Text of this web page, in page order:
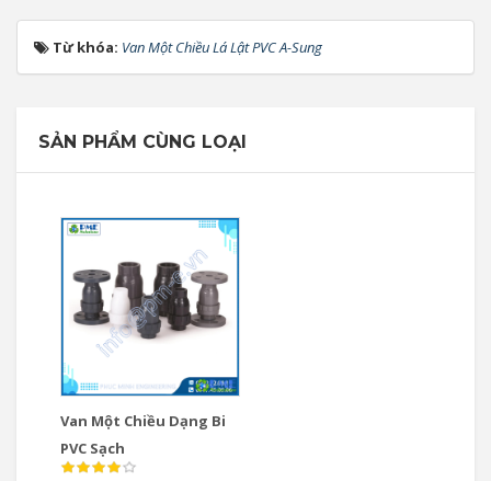
Từ khóa: Van Một Chiều Lá Lật PVC A-Sung
SẢN PHẨM CÙNG LOẠI
Van Một Chiều Dạng Bi
PVC Sạch